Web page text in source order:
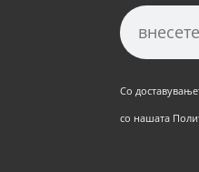
Со
со нашата